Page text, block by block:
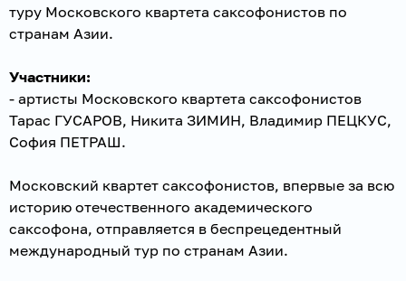
туру Московского квартета саксофонистов по
странам Азии.
Участники:
- артисты Московского квартета саксофонистов
Тарас ГУСАРОВ, Никита ЗИМИН, Владимир ПЕЦКУС,
София ПЕТРАШ.
Московский квартет саксофонистов, впервые за всю
историю отечественного академического
саксофона, отправляется в беспрецедентный
международный тур по странам Азии.